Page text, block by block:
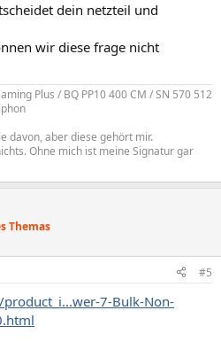
dein netzteil und
wir diese frage nicht
Plus / BQ PP10 400 CM / SN 570 512
davon, aber diese gehört mir.
Ohne mich ist meine Signatur gar
Themas
#5
7-Bulk-Non-